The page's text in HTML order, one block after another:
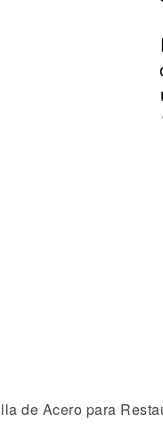
a la lista de deseos